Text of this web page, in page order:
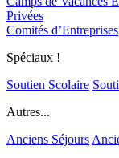
Privées
Comités d’Entreprises
Spéciaux !
Soutien Scolaire
Autres...
Anciens Séjours